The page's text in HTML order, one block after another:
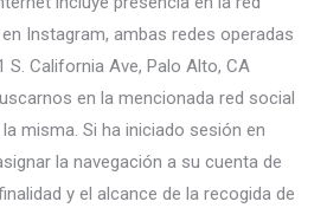
Instagram, ambas redes operadas
S. California Ave, Palo Alto, CA
en la mencionada red social
misma. Si ha iniciado sesión en
la navegación a su cuenta de
y el alcance de la recogida de